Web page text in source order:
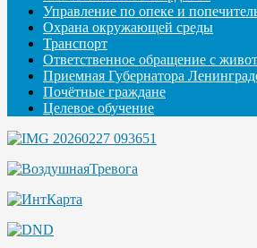
Управление по опеке и
Охрана окружающей среды
Транспорт
Ответственное обращение с
Приемная Губернатора
Почётные граждане
Целевое обучение